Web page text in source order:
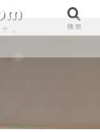
検索